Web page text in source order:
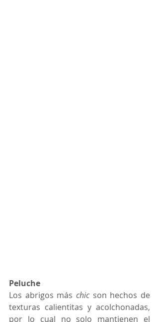
Peluche
Los abrigos más chic son hechos de
texturas calientitas y acolchonadas,
por lo cual no solo mantienen el